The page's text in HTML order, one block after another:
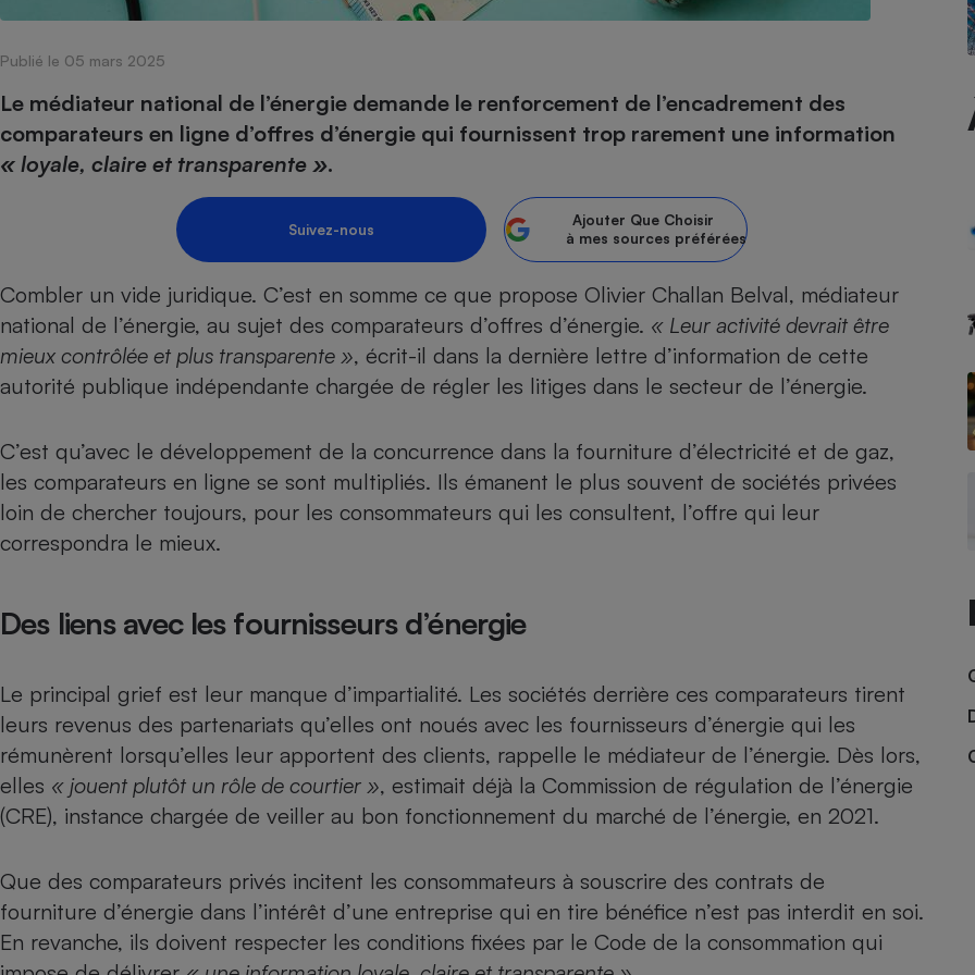
Publié le 05 mars 2025
Le médiateur national de l’énergie demande le renforcement de l’encadrement des
comparateurs en ligne d’offres d’énergie qui fournissent trop rarement une information
« loyale, claire et transparente ».
Suivez-nous
Ajouter Que Choisir
à mes sources préférées
Combler un vide juridique. C’est en somme ce que propose Olivier Challan Belval, médiateur
national de l’énergie, au sujet des comparateurs d’offres d’énergie. « Leur activité devrait être
mieux contrôlée et plus transparente », écrit-il dans la dernière lettre d’information de cette
autorité publique indépendante chargée de régler les litiges dans le secteur de l’énergie.
C’est qu’avec le développement de la concurrence dans la fourniture d’électricité et de gaz,
les comparateurs en ligne se sont multipliés. Ils émanent le plus souvent de sociétés privées
loin de chercher toujours, pour les consommateurs qui les consultent, l’offre qui leur
correspondra le mieux.
Des liens avec les fournisseurs d’énergie
Le principal grief est leur manque d’impartialité. Les sociétés derrière ces comparateurs tirent
leurs revenus des partenariats qu’elles ont noués avec les fournisseurs d’énergie qui les
rémunèrent lorsqu’elles leur apportent des clients, rappelle le médiateur de l’énergie. Dès lors,
elles « jouent plutôt un rôle de courtier », estimait déjà la Commission de régulation de l’énergie
(CRE), instance chargée de veiller au bon fonctionnement du marché de l’énergie, en 2021.
Que des comparateurs privés incitent les consommateurs à souscrire des contrats de
fourniture d’énergie dans l’intérêt d’une entreprise qui en tire bénéfice n’est pas interdit en soi.
En revanche, ils doivent respecter les conditions fixées par le Code de la consommation qui
Complément
alimentaire
Foie gras
Champagne - Comment choisir une
bouteille de champagne
Assurance emprunteur
Banque en ligne
Petit électroménager - Ustensile
Lave-linge Lave-vaisselle
induction
Internet
Téléviseur Ordinateur portable
Antivirus
Radiateur électrique Électricité - Gaz
Climatiseur -
Ventilateur
Lessive
Antimoustique Crème solaire